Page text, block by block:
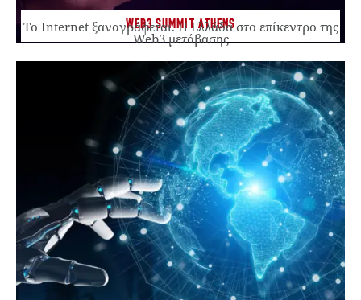
WEB3 SUMMIT ATHENS
Το Internet ξαναγράφεται. Η Ελλάδα στο επίκεντρο της
Web3 μετάβασης